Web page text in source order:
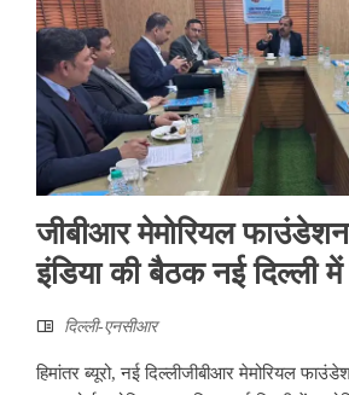
जीबीआर मेमोरियल
इंडिया की बैठक नई दिल्ली में
दिल्ली-एनसीआर
हिमांतर ब्यूरो, नई दिल्लीजीबीआर मेमोरियल